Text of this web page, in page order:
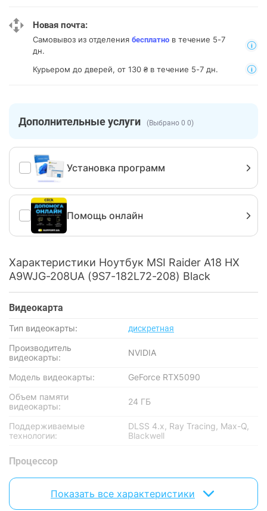
Новая почта:
Самовывоз из отделения бесплатно в течение 5-7
дн.
Курьером до дверей, от 130 ₴ в течение 5-7 дн.
Дополнительные услуги (Выбрано 0 0)
Установка программ
Помощь онлайн
Характеристики Ноутбук MSI Raider A18 HX
A9WJG-208UA (9S7-182L72-208) Black
Видеокарта
Тип видеокарты: дискретная
Производитель
видеокарты:
NVIDIA
Модель видеокарты:
GeForce RTX5090
Объем памяти
видеокарты:
24 ГБ
Поддерживаемые
технологии:
DLSS 4.х, Ray Tracing, Max-Q,
Blackwell
Процессор
Производитель
процессора:Показать все характеристики